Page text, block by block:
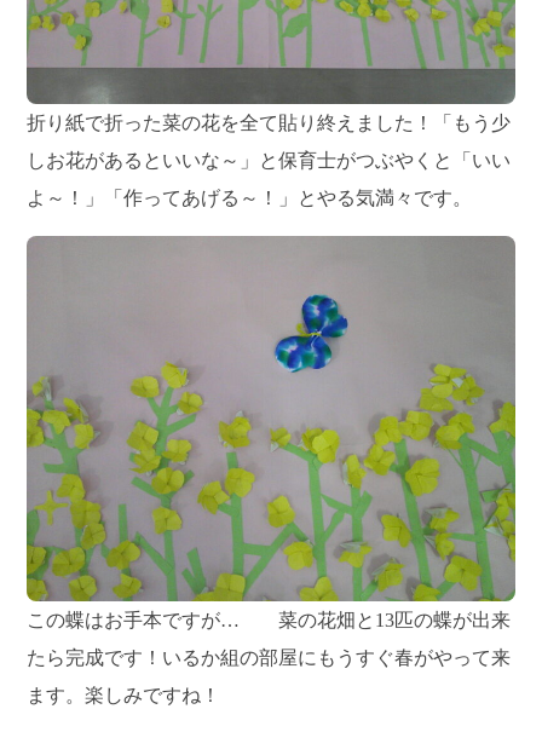
折り紙で折った菜の花を全て貼り終えました！「もう少
しお花があるといいな～」と保育士がつぶやくと「いい
よ～！」「作ってあげる～！」とやる気満々です。
この蝶はお手本ですが… 菜の花畑と13匹の蝶が出来
たら完成です！いるか組の部屋にもうすぐ春がやって来
ます。楽しみですね！